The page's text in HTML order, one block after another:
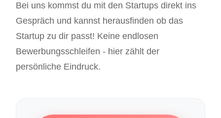
Bei uns kommst du mit den Startups direkt ins
Gespräch und kannst herausfinden ob das
Startup zu dir passt! Keine endlosen
Bewerbungsschleifen - hier zählt der
persönliche Eindruck.